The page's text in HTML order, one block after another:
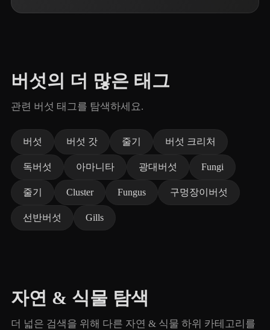
버섯의 더 많은 태그
관련 버섯 태그를 탐색하세요.
버섯 버섯 갓 줄기 버섯 크리처
독버섯 아마니타 광대버섯 Fungi
줄기 Cluster Fungus 구멍장이버섯
선반버섯 Gills
자연 & 식물 탐색
더 넓은 검색을 위해 다른 자연 & 식물 하위 카테고리를